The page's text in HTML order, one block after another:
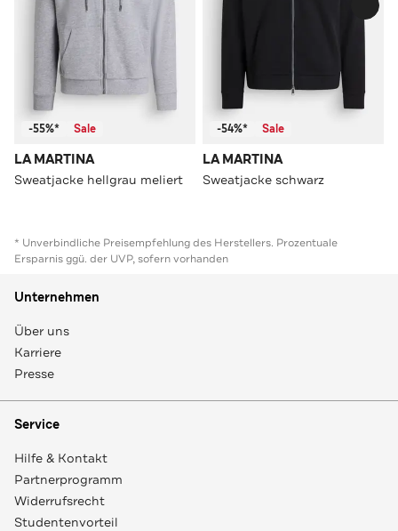
-55%* Sale
LA MARTINA
Sweatjacke hellgrau meliert
-54%* Sale
LA MARTINA
Sweatjacke schwarz
* Unverbindliche Preisempfehlung des Herstellers. Prozentuale
Ersparnis ggü. der UVP, sofern vorhanden
Unternehmen
Über uns
Karriere
Presse
Service
Hilfe & Kontakt
Partnerprogramm
Widerrufsrecht
Studentenvorteil